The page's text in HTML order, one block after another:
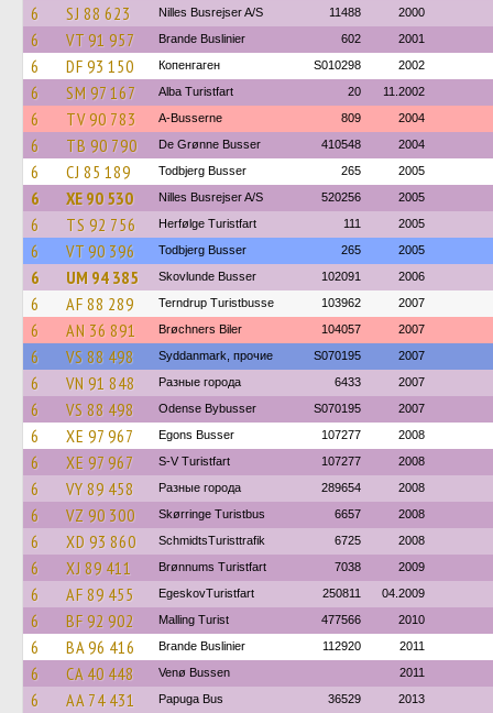
6 SJ 88 623 Nilles Busrejser A/S 11488 2000
6 VT 91 957 Brande Buslinier 602 2001
6 DF 93 150 Копенгаген S010298 2002
6 SM 97 167 Alba Turistfart 20 11.2002
6 TV 90 783 A-Busserne 809 2004
6 TB 90 790 De Grønne Busser 410548 2004
6 CJ 85 189 Todbjerg Busser 265 2005
6 XE 90 530 Nilles Busrejser A/S 520256 2005
6 TS 92 756 Herfølge Turistfart 111 2005
6 VT 90 396 Todbjerg Busser 265 2005
6 UM 94 385 Skovlunde Busser 102091 2006
6 AF 88 289 Terndrup Turistbusse 103962 2007
6 AN 36 891 Brøchners Biler 104057 2007
6 VS 88 498 Syddanmark, прочие S070195 2007
6 VN 91 848 Разные города 6433 2007
6 VS 88 498 Odense Bybusser S070195 2007
6 XE 97 967 Egons Busser 107277 2008
6 XE 97 967 S-V Turistfart 107277 2008
6 VY 89 458 Разные города 289654 2008
6 VZ 90 300 Skørringe Turistbus 6657 2008
6 XD 93 860 SchmidtsTuristtrafik 6725 2008
6 XJ 89 411 Brønnums Turistfart 7038 2009
6 AF 89 455 EgeskovTuristfart 250811 04.2009
6 BF 92 902 Malling Turist 477566 2010
6 BA 96 416 Brande Buslinier 112920 2011
6 CA 40 448 Venø Bussen 2011
6 AA 74 431 Papuga Bus 36529 2013